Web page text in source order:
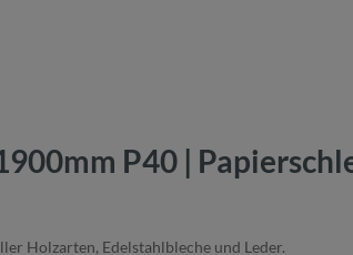
P40 |
Holzarten, Edelstahlbleche und Leder.